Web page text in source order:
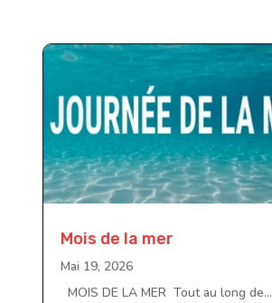
Mois de la mer
Mai 19, 2026
MOIS DE LA MER Tout au long de...